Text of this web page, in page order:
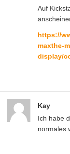
Auf
https://
maxthe-
display/
Kay
Ich habe
normales